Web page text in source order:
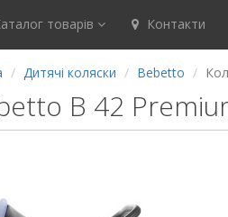
товарів Контакти
Дитячі коляски Bebetto
B 42